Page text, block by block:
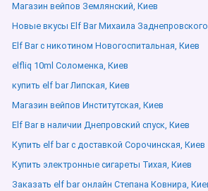
Магазин вейпов Землянский, Киев
Новые вкусы Elf Bar Михаила
Elf Bar с никотином Новогоспитальная, Киев
elfliq 10ml Соломенка, Киев
купить elf bar Липская, Киев
Магазин вейпов Институтская, Киев
Elf Bar в наличии Днепровский спуск, Киев
Купить elf bar с доставкой Сорочинская, Киев
Купить электронные сигареты Тихая, Киев
Заказать elf bar онлайн Степана Ковнира,